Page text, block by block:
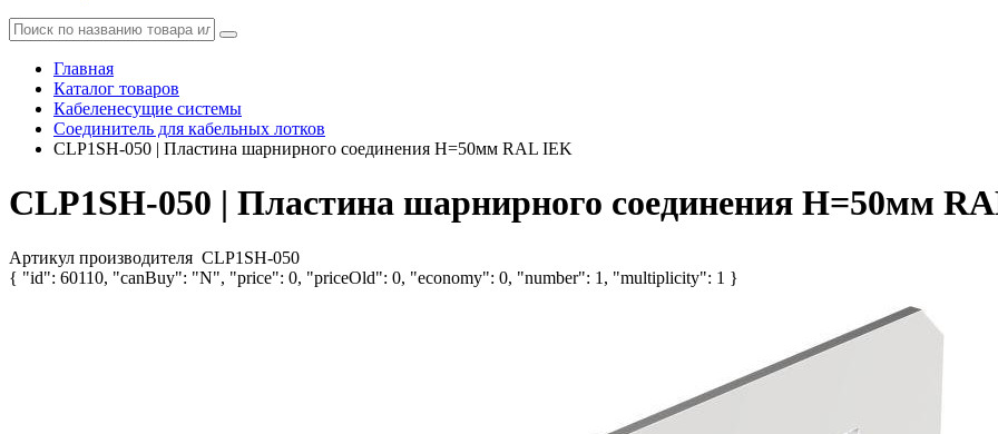
Главная
Каталог товаров
Кабеленесущие системы
Соединитель для кабельных лотков
CLP1SH-050 | Пластина шарнирного соединения H=50мм RAL IEK
CLP1SH-050 | Пластина шарнирного соединения H=50мм
Артикул производителя CLP1SH-050
{ "id": 60110, "canBuy": "N", "price": 0, "priceOld": 0, "economy": 0, "number": 1, "multiplicity": 1 }